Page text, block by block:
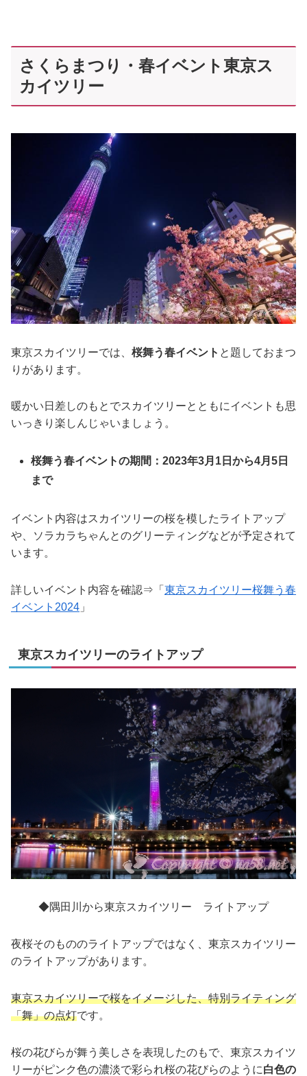
さくらまつり・春イベント東京ス
カイツリー
東京スカイツリーでは、 桜舞う春イベント と題しておまつ
りがあります。
暖かい日差しのもとでスカイツリーとともにイベントも思
いっきり楽しんじゃいましょう。
桜舞う春イベントの期間：2023年3月1日から4月5日
まで
イベント内容はスカイツリーの桜を模したライトアップ
や、ソラカラちゃんとのグリーティングなどが予定されて
います。
詳しいイベント内容を確認⇒「 東京スカイツリー桜舞う春
イベント2024 」
東京スカイツリーのライトアップ
◆隅田川から東京スカイツリー ライトアップ
夜桜そのもののライトアップではなく、東京スカイツリー
のライトアップがあります。
東京スカイツリーで桜をイメージした、特別ライティング
「舞」の点灯です。
桜の花びらが舞う美しさを表現したのもで、東京スカイツ
リーがピンク色の濃淡で彩られ桜の花びらのように白色の